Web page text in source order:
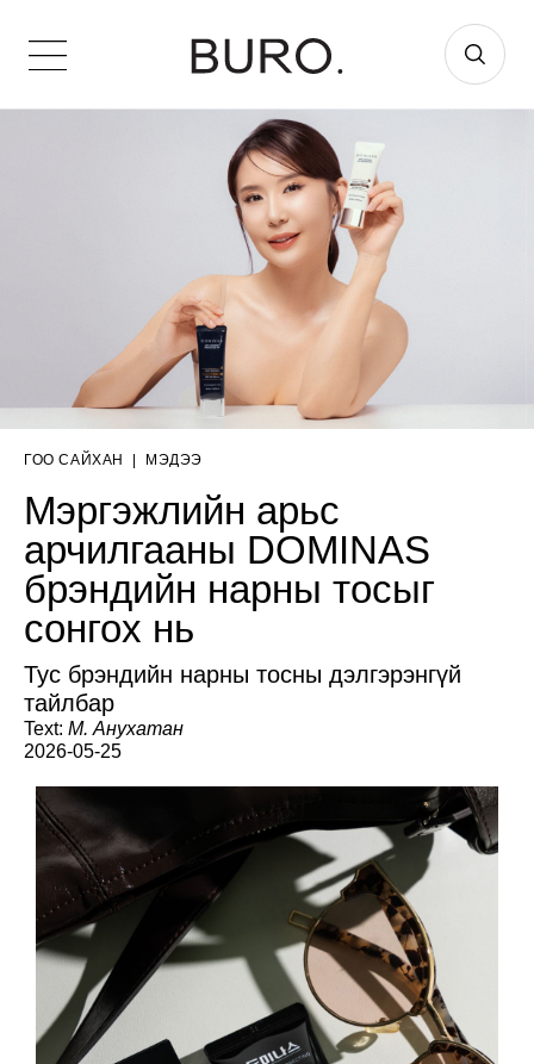
ГОО САЙХАН МЭДЭЭ
Мэргэжлийн арьс
арчилгааны DOMINAS
брэндийн нарны тосыг
сонгох нь
Тус брэндийн нарны тосны дэлгэрэнгүй
тайлбар
Text: М. Анухатан
2026-05-25